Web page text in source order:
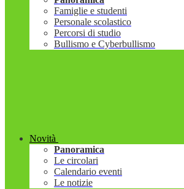
Famiglie e studenti
Personale scolastico
Percorsi di studio
Bullismo e Cyberbullismo
Novità
Panoramica
Le circolari
Calendario eventi
Le notizie